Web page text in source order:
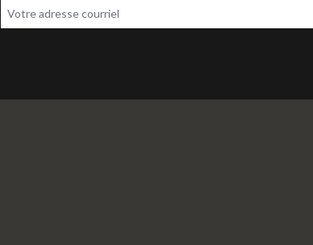
Votre adresse courriel